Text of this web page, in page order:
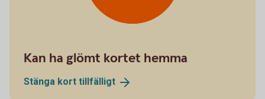
Kan ha glömt kortet hemma
Stänga kort tillfälligt